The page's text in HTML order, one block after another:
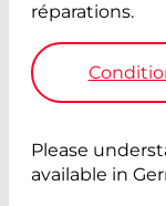
réparations.
Please
available in